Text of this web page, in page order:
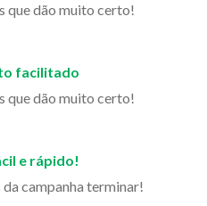
que dão muito certo!
facilitado
que dão muito certo!
e rápido!
campanha terminar!